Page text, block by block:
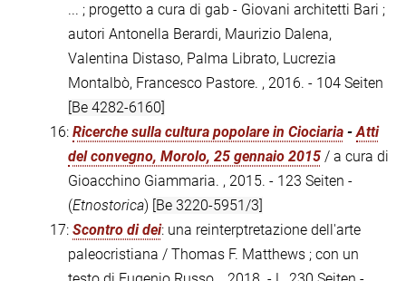
... ; progetto a cura di gab - Giovani architetti Bari ;
autori Antonella Berardi, Maurizio Dalena,
Valentina Distaso, Palma Librato, Lucrezia
Montalbò, Francesco Pastore. , 2016. - 104 Seiten
[Be 4282-6160]
16: Ricerche sulla cultura popolare in Ciociaria -Atti
del convegno, Morolo, 25 gennaio 2015 / a cura di
Gioacchino Giammaria. , 2015. - 123 Seiten -
(Etnostorica) [Be 3220-5951/3]
17: Scontro di dei: una reinterptretazione dell'arte
paleocristiana / Thomas F. Matthews ; con un